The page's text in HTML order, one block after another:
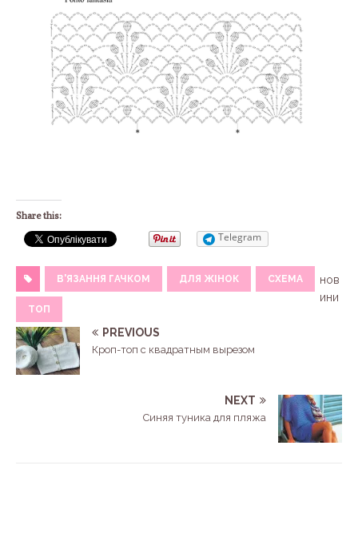
Share this:
Telegram
В'ЯЗАННЯ ГАЧКОМ ДЛЯ ЖІНОК СХЕМА
ТОП
нов
ини
PREVIOUS
Кроп-топ с квадратным вырезом
NEXT
Синяя туника для пляжа